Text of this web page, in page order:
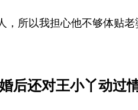
，所以我担心他不够体贴
后还对王小丫动过